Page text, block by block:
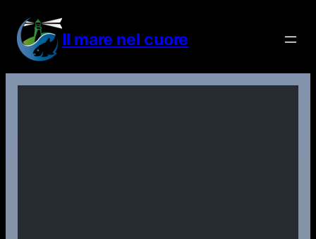
contenuto
Il mare nel cuore